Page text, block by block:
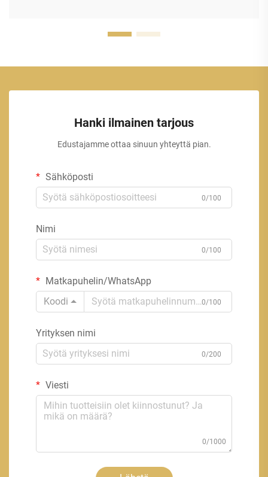
Hanki ilmainen tarjous
Edustajamme ottaa sinuun yhteyttä pian.
Sähköposti
0/100
Nimi
0/100
Matkapuhelin/WhatsApp
Koodi
0/100
Yrityksen nimi
0/200
Viesti
0/1000